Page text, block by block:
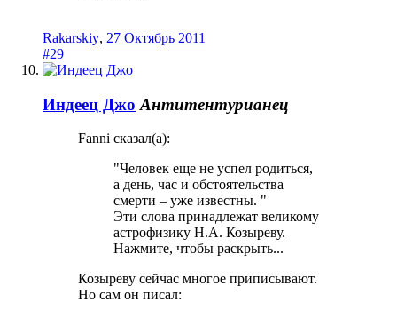
Rakarskiy, 27 Октябрь 2011
#29
Индеец Джо Антитентурианец
Fanni сказал(а):
"Человек еще не успел родиться,
а день, час и обстоятельства
смерти – уже известны. "
Эти слова принадлежат великому
астрофизику Н.А. Козыреву.
Нажмите, чтобы раскрыть...
Козыреву сейчас многое приписывают.
Но сам он писал: